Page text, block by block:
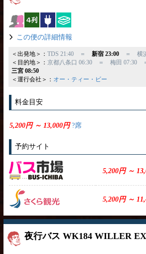
女性安心
横4列 コンセント
この便の詳細情報
＜出発地＞： TDS 21:40 ＝ 新宿 23:00＝ 横浜
＜目的地＞： 京都八条口 06:30 ＝ 梅田 07:30
三宮 08:50
＜運行会社＞： オー・ティー・ビー
料金目安
5,200円 ～ 13,000円?席
予約サイト
5,200円 ～
5,200円 ～
夜行バス WK184 WILLER